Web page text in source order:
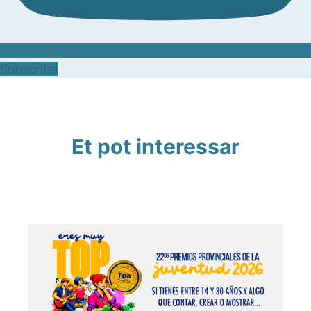
Et pot interessar